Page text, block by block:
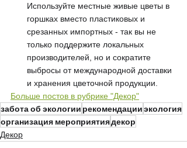
Используйте местные живые цветы в
горшках вместо пластиковых и
срезанных импортных - так вы не
только поддержите локальных
производителей, но и сократите
выбросы от международной доставки
и хранения цветочной продукции.
Больше постов в рубрике "Декор"
забота об экологии рекомендацииэкология
организация мероприятиядекор
Декор